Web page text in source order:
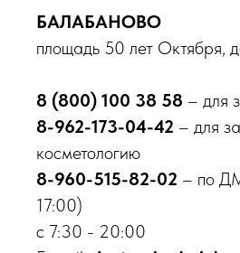
БАЛАБАНОВО
площадь 50 лет Октября,
8 (800) 100 38 58 – для
8-962-173-04-42 – для
косметологию
8-960-515-82-02 – по
17:00)
с 7:30 - 20:00
О клинике
Балабаново
пл. 50 лет Октября, д. 5
Бесплатный звонок по России
Врачи
Новости
Акции
Контакты
Вакансии